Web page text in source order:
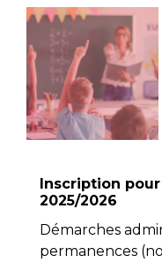
Inscription
2025/2026
Démarches
permanences